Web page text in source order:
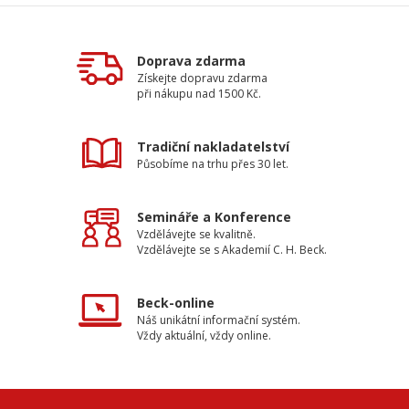
Doprava zdarma
Získejte dopravu zdarma
při nákupu nad 1500 Kč.
Tradiční nakladatelství
Působíme na trhu přes 30 let.
Semináře a Konference
Vzdělávejte se kvalitně.
Vzdělávejte se s Akademií C. H. Beck.
Beck-online
Náš unikátní informační systém.
Vždy aktuální, vždy online.